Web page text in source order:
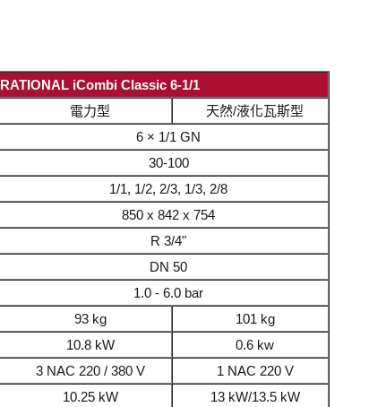
RATIONAL iCombi Classic 6-1/1
電力型
天然/液化瓦斯型
6 × 1/1 GN
30-100
1/1, 1/2, 2/3, 1/3, 2/8
850 x 842 x 754
R 3/4"
DN 50
1.0 - 6.0 bar
93 kg
101 kg
10.8 kW
0.6 kw
3 NAC 220 / 380 V
1 NAC 220 V
10.25 kW 13 kW/13.5 kW